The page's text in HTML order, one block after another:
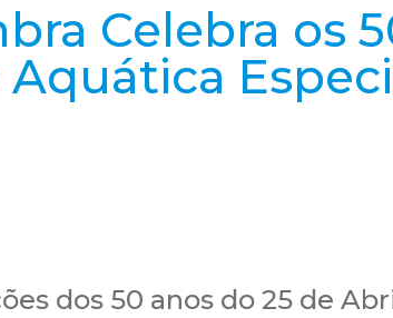
Celebra os
dos 50 anos do 25 de